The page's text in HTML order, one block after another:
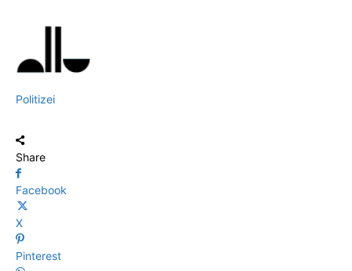
Politizei
Share
Facebook
X
Pinterest